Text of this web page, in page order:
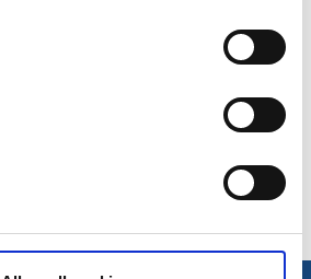
tackar er för ert svar.